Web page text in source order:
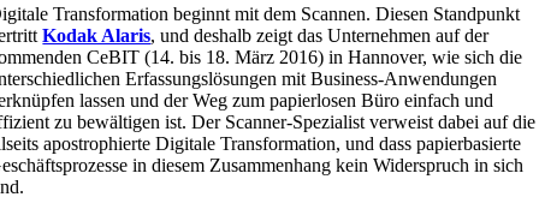
Transformation beginnt mit dem Scannen. Diesen Standpunkt
Kodak Alaris, und deshalb zeigt das Unternehmen auf der
CeBIT (14. bis 18. März 2016) in Hannover, wie sich die
Erfassungslösungen mit Business-Anwendungen
lassen und der Weg zum papierlosen Büro einfach und
zu bewältigen ist. Der Scanner-Spezialist verweist dabei auf die
apostrophierte Digitale Transformation, und dass papierbasierte
in diesem Zusammenhang kein Widerspruch in sich